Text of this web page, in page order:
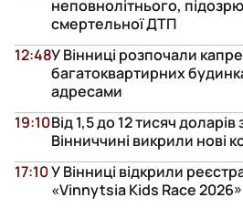
неповнолітнього,
смертельної ДТП
У Вінниці розпочали
багатоквартирних
адресами
12:48
Від 1,5 до 12 тисяч
Вінниччині викрили нові
19:10
У Вінниці відкрили
«Vinnytsia Kids Race 2026»
17:10